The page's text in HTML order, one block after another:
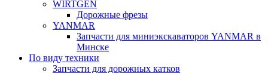
WIRTGEN
Дорожные фрезы
YANMAR
Запчасти для миниэкскаваторов YANMAR в
Минске
По виду техники
Запчасти для дорожных катков